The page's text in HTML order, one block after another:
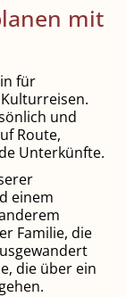
mit
für
und
Route,
Unterkünfte.
einem
Familie, die
die über ein